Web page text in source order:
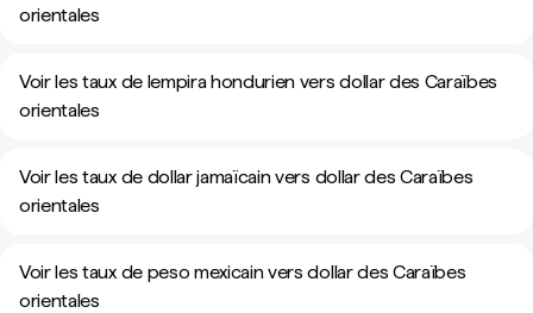
orientales
Voir les taux de lempira hondurien vers dollar des Caraïbes
orientales
Voir les taux de dollar jamaïcain vers dollar des Caraïbes
orientales
Voir les taux de peso mexicain vers dollar des Caraïbes
orientales